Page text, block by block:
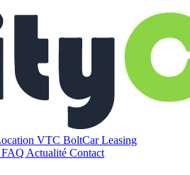
VTC BoltCarLeasing
FAQ Actualité Contact